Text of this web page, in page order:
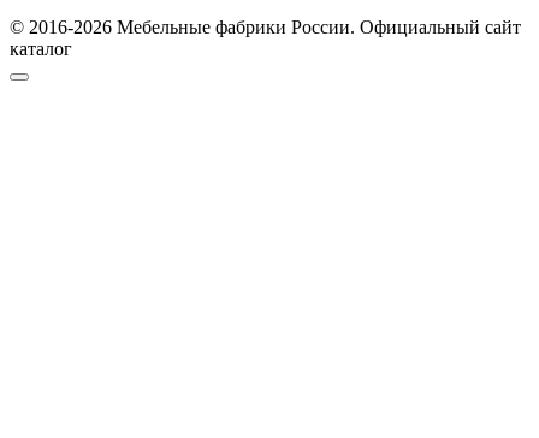
© 2016-2026 Мебельные фабрики России. Официальный сайт
каталог